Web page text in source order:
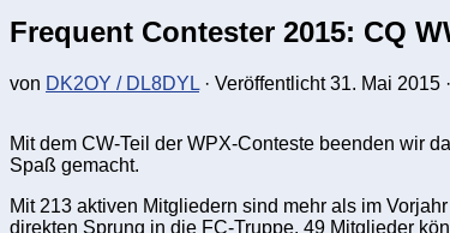
Frequent Contester 2015: CQ
von DK2OY / DL8DYL · Veröffentlicht31. Mai 2015
Mit dem CW-Teil der WPX-Conteste beenden wir
Spaß gemacht.
Mit 213 aktiven Mitgliedern sind mehr als im
direkten Sprung in die FC-Truppe. 49 Mitglieder